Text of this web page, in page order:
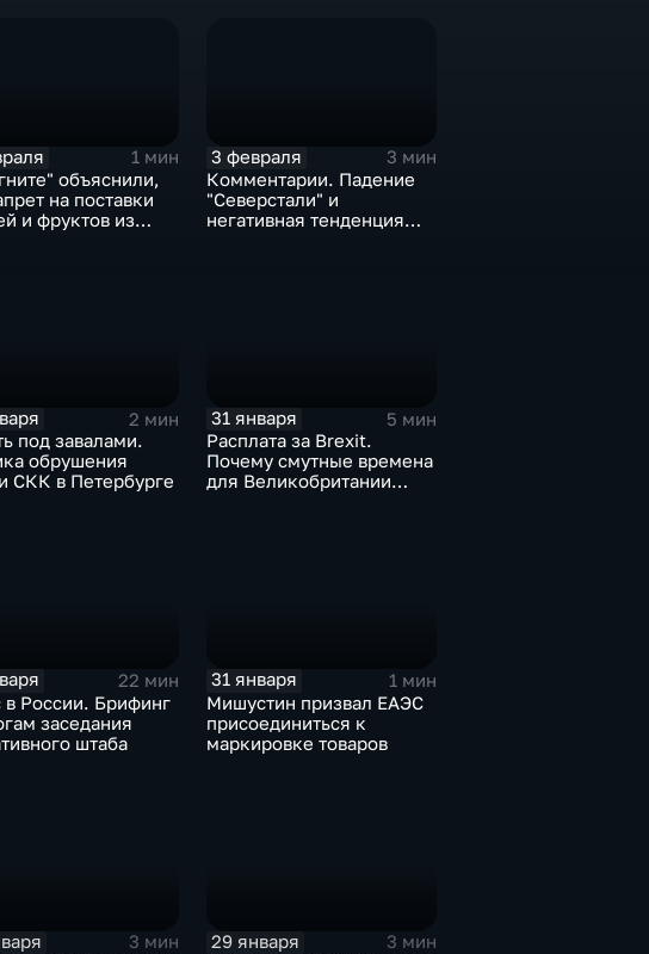
1 мин
объяснили,
на поставки
и фруктов из
3 февраля
3 мин
Комментарии. Падение
"Северстали" и
негативная тенденция
2 мин
под завалами.
обрушения
СКК в Петербурге
31 января
5 мин
Расплата за Brexit.
Почему смутные времена
для Великобритании
22 мин
в России. Брифинг
заседания
штаба
31 января
1 мин
Мишустин призвал ЕАЭС
присоединиться к
маркировке товаров
3 мин
29 января
3 мин